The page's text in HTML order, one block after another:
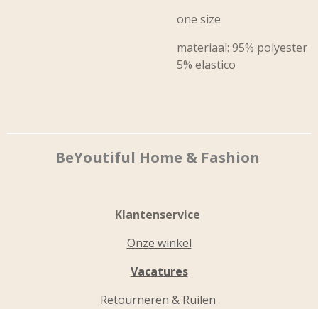
one size
materiaal: 95% polyester
5% elastico
BeYoutiful Home & Fashion
Klantenservice
Onze winkel
Vacatures
Retourneren & Ruilen